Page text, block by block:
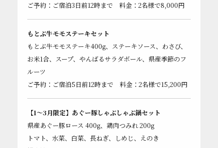
ご予約：ご宿泊3日前12時まで 料金：2名様で8,000円
もとぶ牛モモステーキセット
もとぶ牛モモステーキ400g、ステーキソース、わさび、
お米1合、スープ、やんばるサラダボール、県産季節のフ
ルーツ
ご予約：ご宿泊5日前12時まで 料金：2名様で15,200円
【1〜3月限定】あぐー豚しゃぶしゃぶ鍋セット
県産あぐー豚ロース 400g、鶏肉つみれ 200g
トマト、水菜、白菜、長ねぎ、しめじ、えのき